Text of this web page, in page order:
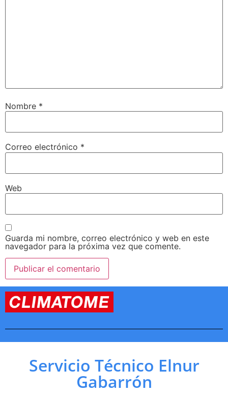
Nombre *
Correo electrónico *
Web
Guarda mi nombre, correo electrónico y web en este
navegador para la próxima vez que comente.
Servicio Técnico Elnur
Gabarrón